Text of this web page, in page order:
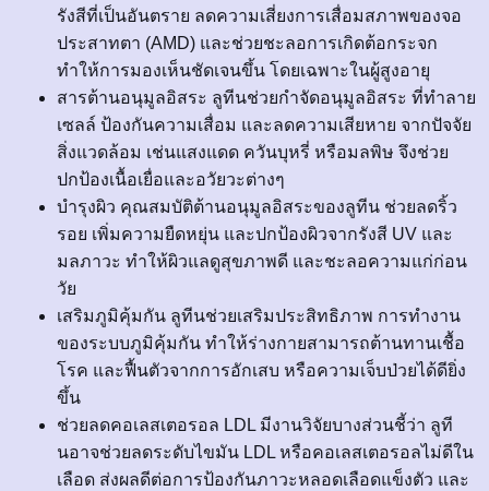
รังสีที่เป็นอันตราย ลดความเสี่ยงการเสื่อมสภาพของจอ
ประสาทตา (AMD) และช่วยชะลอการเกิดต้อกระจก
ทำให้การมองเห็นชัดเจนขึ้น โดยเฉพาะในผู้สูงอายุ
สารต้านอนุมูลอิสระ ลูทีนช่วยกำจัดอนุมูลอิสระ ที่ทำลาย
เซลล์ ป้องกันความเสื่อม และลดความเสียหาย จากปัจจัย
สิ่งแวดล้อม เช่นแสงแดด ควันบุหรี่ หรือมลพิษ จึงช่วย
ปกป้องเนื้อเยื่อและอวัยวะต่างๆ
บำรุงผิว คุณสมบัติต้านอนุมูลอิสระของลูทีน ช่วยลดริ้ว
รอย เพิ่มความยืดหยุ่น และปกป้องผิวจากรังสี UV และ
มลภาวะ ทำให้ผิวแลดูสุขภาพดี และชะลอความแก่ก่อน
วัย
เสริมภูมิคุ้มกัน ลูทีนช่วยเสริมประสิทธิภาพ การทำงาน
ของระบบภูมิคุ้มกัน ทำให้ร่างกายสามารถต้านทานเชื้อ
โรค และฟื้นตัวจากการอักเสบ หรือความเจ็บป่วยได้ดียิ่ง
ขึ้น
ช่วยลดคอเลสเตอรอล LDL มีงานวิจัยบางส่วนชี้ว่า ลูที
นอาจช่วยลดระดับไขมัน LDL หรือคอเลสเตอรอลไม่ดีใน
เลือด ส่งผลดีต่อการป้องกันภาวะหลอดเลือดแข็งตัว และ